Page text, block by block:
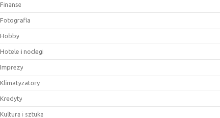
Finanse
Fotografia
Hobby
Hotele i noclegi
Imprezy
Klimatyzatory
Kredyty
Kultura i sztuka